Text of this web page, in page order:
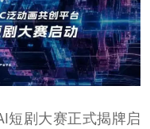
短剧大赛正式揭牌启